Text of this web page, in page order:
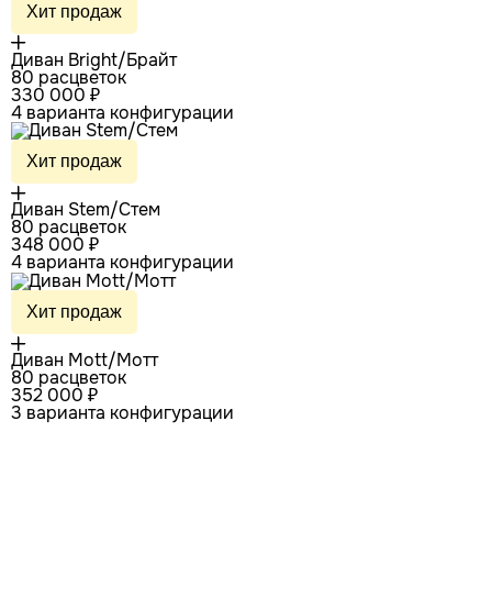
Хит продаж
Диван Bright/Брайт
80 расцветок
330 000 ₽
4 варианта конфигурации
Хит продаж
Диван Stem/Стем
80 расцветок
348 000 ₽
4 варианта конфигурации
Хит продаж
Диван Mott/Мотт
80 расцветок
352 000 ₽
3 варианта конфигурации